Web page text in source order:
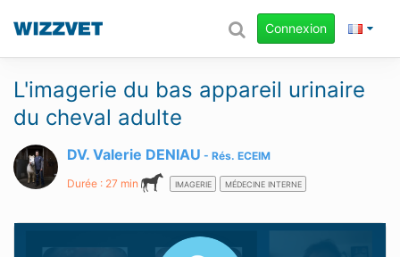
Connexion
L'imagerie du bas appareil urinaire
du cheval adulte
DV. Valerie DENIAU Rés. ECEIM
Durée : 27 min IMAGERIE MÉDECINE INTERNE